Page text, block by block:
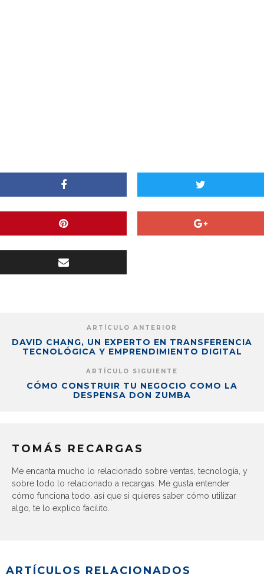
ARTÍCULO ANTERIOR
DAVID CHANG, UN EXPERTO EN TRANSFERENCIA
TECNOLÓGICA Y EMPRENDIMIENTO DIGITAL
ARTÍCULO SIGUIENTE
CÓMO CONSTRUIR TU NEGOCIO COMO LA
DESPENSA DON ZUMBA
TOMÁS RECARGAS
Me encanta mucho lo relacionado sobre ventas, tecnología, y
sobre todo lo relacionado a recargas. Me gusta entender
cómo funciona todo, así que si quieres saber cómo utilizar
algo, te lo explico facilito.
ARTÍCULOS RELACIONADOS